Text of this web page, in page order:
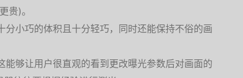
贵)。
分小巧的体积且十分轻巧，同时还能保持不俗的画
能够让用户很直观的看到更改曝光参数后对画面的